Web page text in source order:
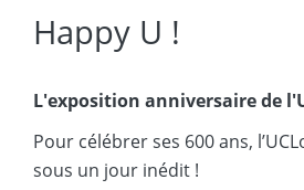
Happy U !
L'exposition anniversaire de
Pour célébrer ses 600 ans,
sous un jour inédit !